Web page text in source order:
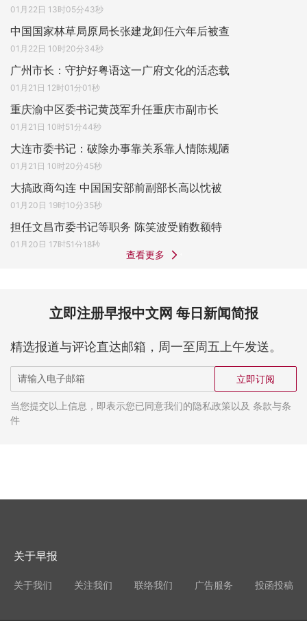
01月22日 13时05分43秒
中国国家林草局原局长张建龙卸任六年后被查
01月22日 10时20分34秒
广州市长：守护好粤语这一广府文化的活态载
01月21日 12时01分01秒
重庆渝中区委书记黄茂军升任重庆市副市长
01月21日 10时51分44秒
大连市委书记：破除办事靠关系靠人情陈规陋
01月21日 10时20分45秒
大搞政商勾连 中国国安部前副部长高以忱被
01月20日 19时10分35秒
担任文昌市委书记等职务 陈笑波受贿数额特
01月20日 17时51分18秒
查看更多
立即注册早报中文网 每日新闻简报
精选报道与评论直达邮箱，周一至周五上午发送。
立即订阅
当您提交以上信息，即表示您已同意我们的隐私政策以及 条款与条
件
关于早报
关于我们 关注我们 联络我们 广告服务 投函投稿